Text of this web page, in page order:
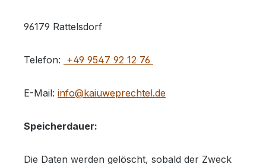
96179 Rattelsdorf
Telefon: +49 9547 92 12 76
E-Mail: info@kaiuweprechtel.de
Speicherdauer:
Die Daten werden gelöscht, sobald der Zweck